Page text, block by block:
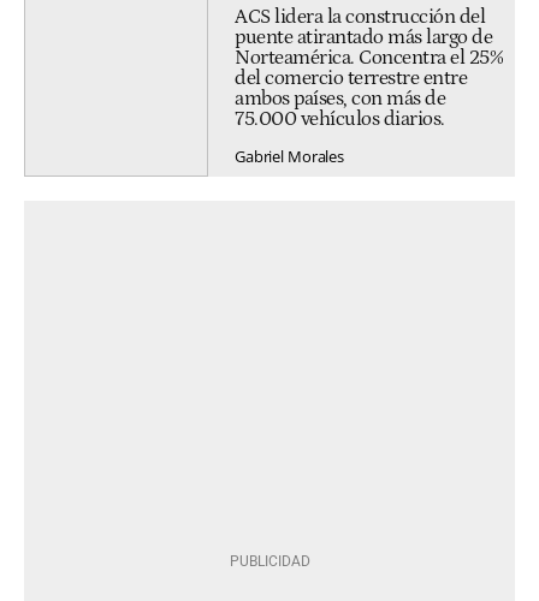
ACS lidera la construcción del
puente atirantado más largo de
Norteamérica. Concentra el 25%
del comercio terrestre entre
ambos países, con más de
75.000 vehículos diarios.
Gabriel Morales